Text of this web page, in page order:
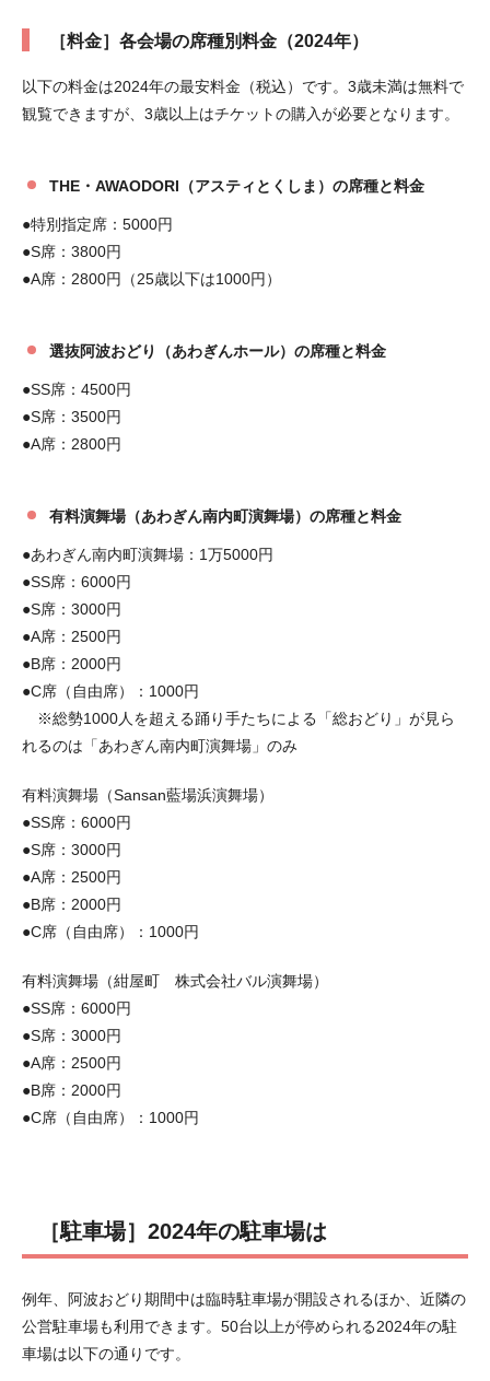
［料金］各会場の席種別料金（2024年）
以下の料金は2024年の最安料金（税込）です。3歳未満は無料で
観覧できますが、3歳以上はチケットの購入が必要となります。
THE・AWAODORI（アスティとくしま）の席種と料金
●特別指定席：5000円
●S席：3800円
●A席：2800円（25歳以下は1000円）
選抜阿波おどり（あわぎんホール）の席種と料金
●SS席：4500円
●S席：3500円
●A席：2800円
有料演舞場（あわぎん南内町演舞場）の席種と料金
●あわぎん南内町演舞場：1万5000円
●SS席：6000円
●S席：3000円
●A席：2500円
●B席：2000円
●C席（自由席）：1000円
※総勢1000人を超える踊り手たちによる「総おどり」が見ら
れるのは「あわぎん南内町演舞場」のみ
有料演舞場（Sansan藍場浜演舞場）
●SS席：6000円
●S席：3000円
●A席：2500円
●B席：2000円
●C席（自由席）：1000円
有料演舞場（紺屋町 株式会社バル演舞場）
●SS席：6000円
●S席：3000円
●A席：2500円
●B席：2000円
●C席（自由席）：1000円
［駐車場］2024年の駐車場は
例年、阿波おどり期間中は臨時駐車場が開設されるほか、近隣の
公営駐車場も利用できます。50台以上が停められる2024年の駐
車場は以下の通りです。